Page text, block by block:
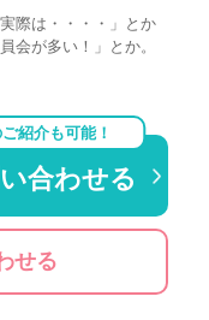
際は・・・・」とか
会が多い！」とか。
紹介も可能！
合わせる
せる